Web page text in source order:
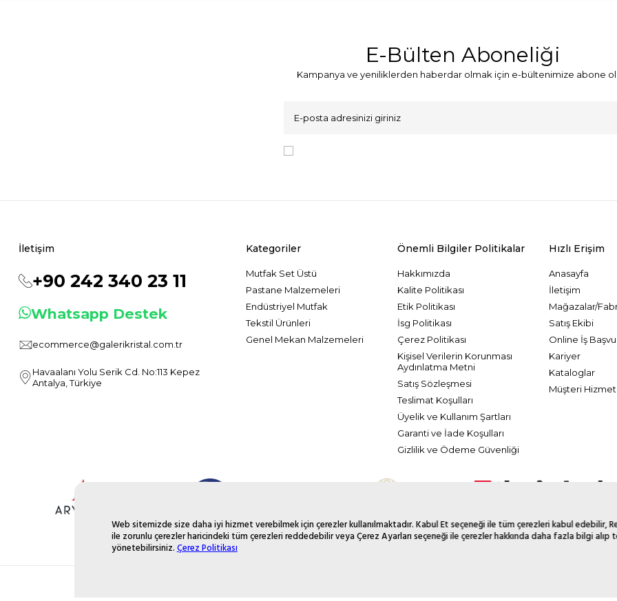
Web sitemizde size daha iyi hizmet verebilmek için çerezler kullanılmaktadır. Kabul Et seçeneği ile tüm çerezleri kabul edebilir,
ile zorunlu çerezler haricindeki tüm çerezleri reddedebilir veya Çerez Ayarları seçeneği ile çerezler hakkında daha fazla bilgi alıp
yönetebilirsiniz.Çerez Politikası
E-Bülten Aboneliği
Kampanya ve yeniliklerden haberdar olmak için e-bültenimize abone
İletişim
+90 242 340 23 11
Whatsapp Destek
ecommerce@galerikristal.com.tr
Havaalanı Yolu Serik Cd. No:113 Kepez
Antalya, Türkiye
Kategoriler
Mutfak Set Üstü
Pastane Malzemeleri
Endüstriyel Mutfak
Tekstil Ürünleri
Genel Mekan Malzemeleri
Önemli Bilgiler Politikalar
Hakkımızda
Kalite Politikası
Etik Politikası
İsg Politikası
Çerez Politikası
Kişisel Verilerin Korunması
Aydınlatma Metni
Satış Sözleşmesi
Teslimat Koşulları
Üyelik ve Kullanım Şartları
Garanti ve İade Koşulları
Gizlilik ve Ödeme Güvenliği
Hızlı Erişim
Anasayfa
İletişim
Mağazalar/
Satış Ekibi
Online İş
Kariyer
Kataloglar
Müşteri